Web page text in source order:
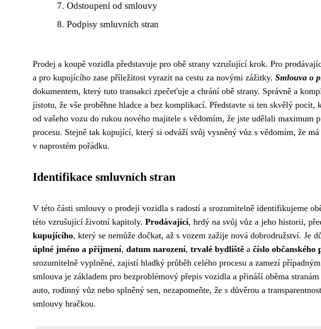
Odstoupení od smlouvy
Podpisy smluvních stran
Prodej a koupě vozidla představuje pro obě strany vzrušující krok. Pro
a pro kupujícího zase příležitost vyrazit na cestu za novými zážitky. Smlouva o
dokumentem, který tuto transakci zpečeťuje a chrání obě strany. Správně a
jistotu, že vše proběhne hladce a bez komplikací. Představte si ten skvělý pocit,
od vašeho vozu do rukou nového majitele s vědomím, že jste udělali maximum
procesu. Stejně tak kupující, který si odváží svůj vysněný vůz s vědomím, že
v naprostém pořádku.
Identifikace smluvních stran
V této části smlouvy o prodeji vozidla s radostí a srozumitelně identifikujeme
této vzrušující životní kapitoly. Prodávající, hrdý na svůj vůz a jeho historii,
kupujícího, který se nemůže dočkat, až s vozem zažije nová dobrodružství. Je
úplné jméno a příjmení, datum narození, trvalé bydliště a číslo občanského
srozumitelně vyplněné, zajistí hladký průběh celého procesu a zamezí
smlouva je základem pro bezproblémový přepis vozidla a přináší oběma
auto, rodinný vůz nebo splněný sen, nezapomeňte, že s důvěrou a
smlouvy hračkou.